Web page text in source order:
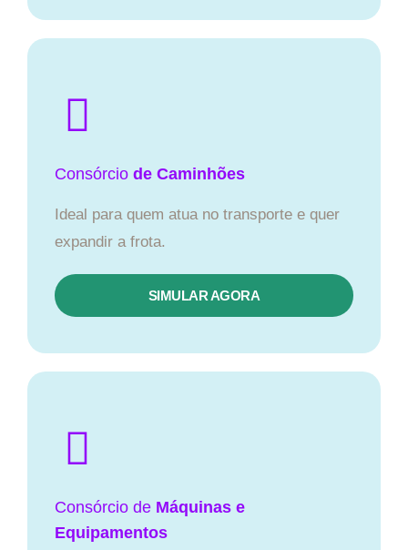
Consórcio de Caminhões
Ideal para quem atua no transporte e quer
expandir a frota.
SIMULAR AGORA
Consórcio de Máquinas e
Equipamentos